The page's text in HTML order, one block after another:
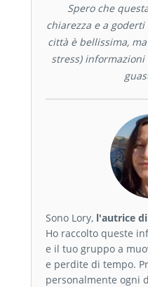
Spero che
chiarezza e a
città è bellissima,
stress)
Sono Lory, l'autrice
Ho raccolto queste
e il tuo gruppo a
e perdite di tempo.
personalmente ogni